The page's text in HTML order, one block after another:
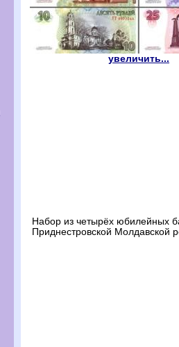
увеличить...
Набор из четырёх юбилейных
Приднестровской Молдавской